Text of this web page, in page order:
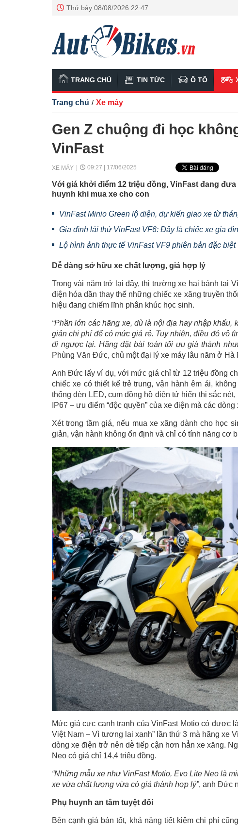
Thứ bảy 08/08/2026 22:47
TRANG CHỦ TIN TỨC Ô TÔ
Trang chủ / Xe máy
Gen Z chuộng đi học
VinFast
XE MÁY 09:27 | 17/06/2025
Với giá khởi điểm 12 triệu đồng, VinFast đang
huynh khi mua xe cho con
VinFast Minio Green lộ diện, dự kiến giao xe từ
Gia đình lái thử VinFast VF6: Đây là chiếc xe gia
Lộ hình ảnh thực tế VinFast VF9 phiên bản đặc biệt
Dễ dàng sở hữu xe chất lượng, giá hợp lý
Trong vài năm trở lại đây, thị trường xe hai bánh tại
điện hóa dần thay thế những chiếc xe xăng truyền
hiệu đang chiếm lĩnh phân khúc học sinh.
“Phần lớn các hãng xe, dù là nội địa hay nhập
giản chi phí để có mức giá rẻ. Tuy nhiên, điều đó vô
đi ngược lại. Hãng đặt bài toán tối ưu giá thành
Phùng Văn Đức, chủ một đại lý xe máy lâu năm ở Hà
Anh Đức lấy ví dụ, với mức giá chỉ từ 12 triệu đồng
chiếc xe có thiết kế trẻ trung, vận hành êm ái,
thống đèn LED, cụm đồng hồ điện tử hiển thị sắc
IP67 – ưu điểm “độc quyền” của xe điện mà các
Xét trong tầm giá, nếu mua xe xăng dành cho học
giản, vận hành không ổn định và chỉ có tính năng cơ
Mức giá cực cạnh tranh của VinFast Motio có được
Việt Nam – Vì tương lai xanh” lần thứ 3 mà hãng xe
dòng xe điện trở nên dễ tiếp cận hơn hẳn xe xăng.
Neo có giá chỉ 14,4 triệu đồng.
“Những mẫu xe như VinFast Motio, Evo Lite Neo là
xe vừa chất lượng vừa có giá thành hợp lý”, anh Đức
Phụ huynh an tâm tuyệt đối
Bên cạnh giá bán tốt, khả năng tiết kiệm chi phí